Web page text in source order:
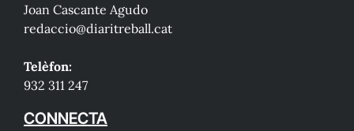
Joan Cascante Agudo
redaccio@diaritreball.cat
Telèfon:
932 311 247
CONNECTA